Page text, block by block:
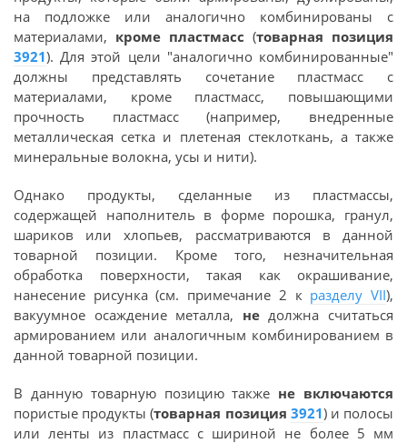
на подложке или аналогично комбинированы с
материалами, кроме пластмасс (товарная позиция
3921). Для этой цели "аналогично комбинированные"
должны представлять сочетание пластмасс с
материалами, кроме пластмасс, повышающими
прочность пластмасс (например, внедренные
металлическая сетка и плетеная стеклоткань, а также
минеральные волокна, усы и нити).
Однако продукты, сделанные из пластмассы,
содержащей наполнитель в форме порошка, гранул,
шариков или хлопьев, рассматриваются в данной
товарной позиции. Кроме того, незначительная
обработка поверхности, такая как окрашивание,
нанесение рисунка (см. примечание 2 к разделу VII),
вакуумное осаждение металла, недолжна считаться
армированием или аналогичным комбинированием в
данной товарной позиции.
В данную товарную позицию также не включаются
пористые продукты (товарная позиция 3921) и полосы
или ленты из пластмасс с шириной не более 5 мм